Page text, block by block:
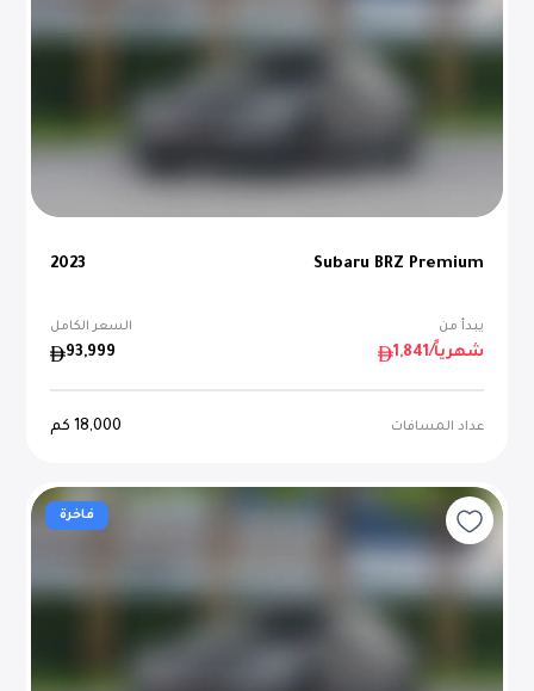
Subaru BRZ Premium
2023
يبدأ من السعر الكامل
1,841 /شهرياً 93,999
عداد المسافات 18,000 كم
فاخرة